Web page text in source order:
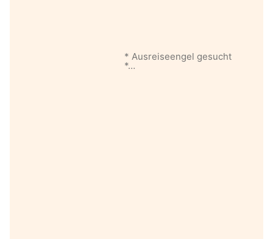
* Ausreiseengel gesucht
*…